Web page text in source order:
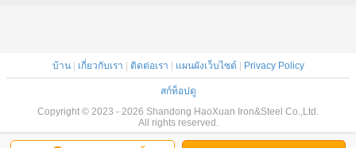
บ้าน| เกี่ยวกับเรา | ติดต่อเรา | แผนผังเว็บไซต์ | Privacy Policy
สก์ท็อปดู
Copyright © 2023 - 2026 Shandong HaoXuan Iron&Steel Co.,Ltd.
All rights reserved.